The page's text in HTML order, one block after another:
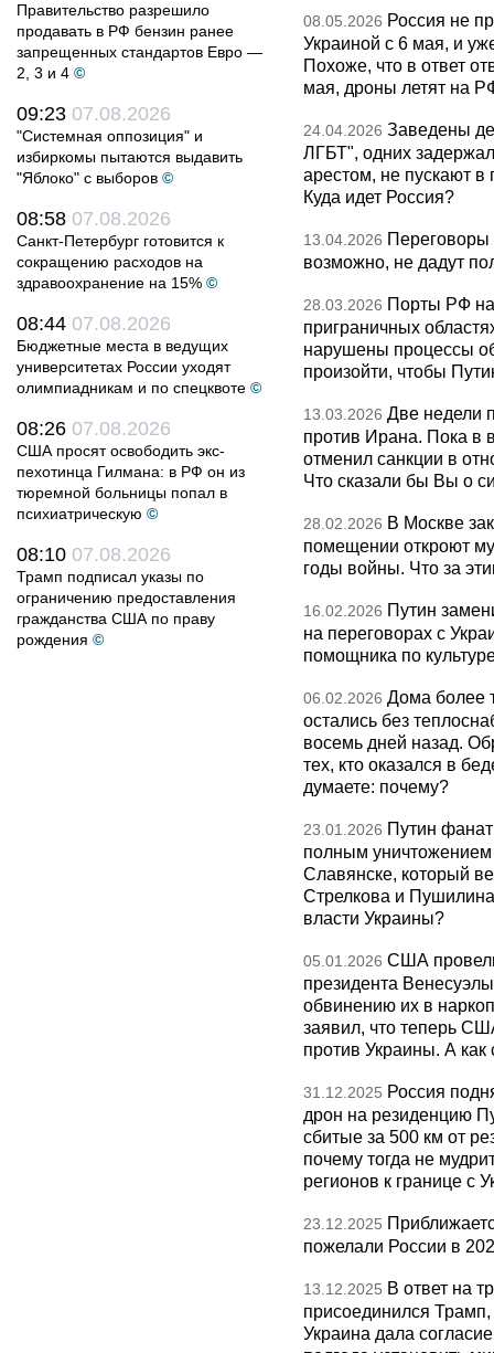
Правительство разрешило
продавать в РФ бензин ранее
запрещенных стандартов Евро —
2, 3 и 4 ©
09:23 07.08.2026
"Системная оппозиция" и
избиркомы пытаются выдавить
"Яблоко" с выборов ©
08:58 07.08.2026
Санкт-Петербург готовится к
сокращению расходов на
здравоохранение на 15% ©
08:44 07.08.2026
Бюджетные места в ведущих
университетах России уходят
олимпиадникам и по спецквоте ©
08:26 07.08.2026
США просят освободить экс-
пехотинца Гилмана: в РФ он из
тюремной больницы попал в
психиатрическую ©
08:10 07.08.2026
Трамп подписал указы по
ограничению предоставления
гражданства США по праву
рождения ©
08.05.2026 Россия не
Украиной с 6 мая, и
Похоже, что в ответ
мая, дроны летят на
24.04.2026 Заведены
ЛГБТ", одних
арестом, не пускают
Куда идет Россия?
13.04.2026
возможно, не дадут
28.03.2026 Порты РФ
приграничных
нарушены процессы
произойти, чтобы
13.03.2026 Две недели
против Ирана. Пока в
отменил санкции в
Что сказали бы Вы о
28.02.2026 В Москве
помещении откроют
годы войны. Что за
16.02.2026 Путин
на переговорах с
помощника по
06.02.2026 Дома более
остались без
восемь дней назад.
тех, кто оказался в
думаете: почему?
23.01.2026 Путин
полным уничтожением
Славянске, который
Стрелкова и Пушилина
власти Украины?
05.01.2026 США
президента
обвинению их в
заявил, что теперь
против Украины. А как
31.12.2025 Россия
дрон на резиденцию
сбитые за 500 км от
почему тогда не
регионов к границе с
23.12.2025
пожелали России в
13.12.2025 В ответ на
присоединился
Украина дала